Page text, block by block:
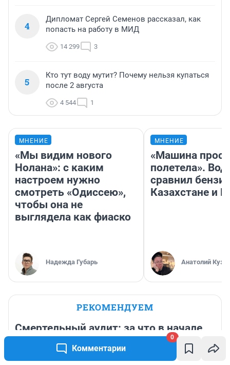
Комментарии
0
4
Дипломат Сергей Семенов рассказал, как
попасть на работу в МИД
14 299 3
5
Кто тут воду мутит? Почему нельзя купаться
после 2 августа
4 544 1
МНЕНИЕ
«Мы видим нового
Нолана»: с каким
настроем нужно
смотреть «Одиссею»,
чтобы она не
выглядела как фиаско
Надежда Губарь
МНЕНИЕ
«Машина
полетела».
сравнил
Казахстане и
Анатолий
РЕКОМЕНДУЕМ
Смертельный аудит: за что в начале
2000-х убили бывшего главбуха
нефтяной компании Уфы